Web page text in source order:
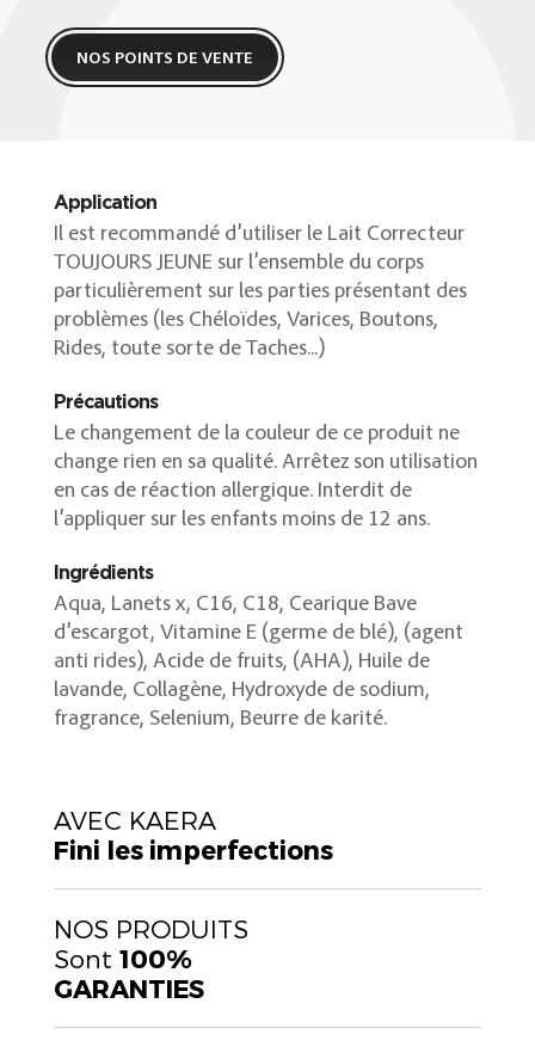
NOS POINTS DE VENTE
Application
Il est recommandé d’utiliser le Lait Correcteur
TOUJOURS JEUNE sur l’ensemble du corps
particulièrement sur les parties présentant des
problèmes (les Chéloïdes, Varices, Boutons,
Rides, toute sorte de Taches...)
Précautions
Le changement de la couleur de ce produit ne
change rien en sa qualité. Arrêtez son utilisation
en cas de réaction allergique. Interdit de
l’appliquer sur les enfants moins de 12 ans.
Ingrédients
Aqua, Lanets x, C16, C18, Cearique Bave
d’escargot, Vitamine E (germe de blé), (agent
anti rides), Acide de fruits, (AHA), Huile de
lavande, Collagène, Hydroxyde de sodium,
fragrance, Selenium, Beurre de karité.
AVEC KAERA
Fini les imperfections
NOS PRODUITS
Sont 100%
GARANTIES